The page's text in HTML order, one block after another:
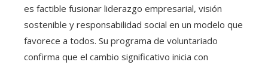
es factible fusionar liderazgo empresarial, visión
sostenible y responsabilidad social en un modelo que
favorece a todos. Su programa de voluntariado
confirma que el cambio significativo inicia con